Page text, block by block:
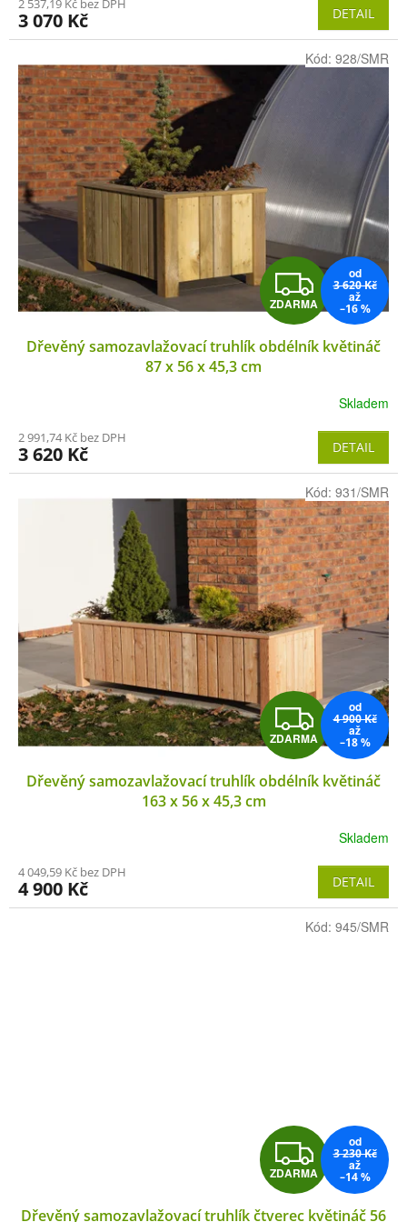
A
2 537,19 Kč bez DPH
3 070 Kč DETAIL
Z
D
A
M
A
ZDARMA
od
3 620 Kč
až
–16 %
Dřevěný samozavlažovací truhlík obdélník květináč
87 x 56 x 45,3 cm
Skladem
2 991,74 Kč bez DPH
3 620 Kč DETAIL
Kód: 928/SMR
Z
D
A
M
A
ZDARMA
od
4 900 Kč
až
–18 %
Dřevěný samozavlažovací truhlík obdélník květináč
163 x 56 x 45,3 cm
Skladem
4 049,59 Kč bez DPH
4 900 Kč DETAIL
Kód: 931/SMR
Z
D
ZDARMA
od
3 230 Kč
až
–14 %
Dřevěný samozavlažovací truhlík čtverec květináč 56
Kód: 945/SMR